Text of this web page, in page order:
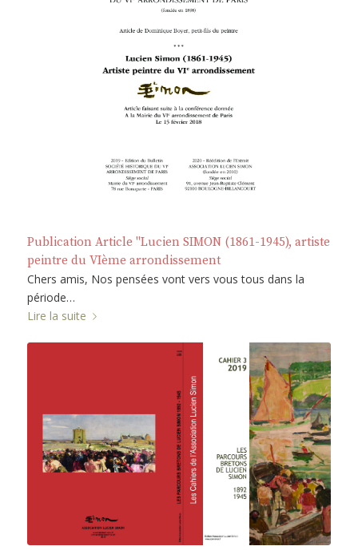
Publication Article "Lucien SIMON (1861-1945), artiste
peintre du VIème arrondissement
Chers amis, Nos pensées vont vers vous tous dans la
période…
Lire la suite